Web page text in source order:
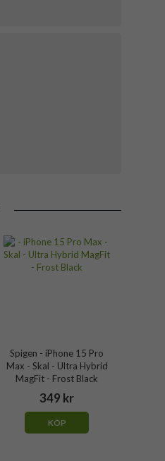
Spigen - iPhone 15 Pro
Max - Skal - Ultra Hybrid
MagFit - Frost Black
349 kr
KÖP